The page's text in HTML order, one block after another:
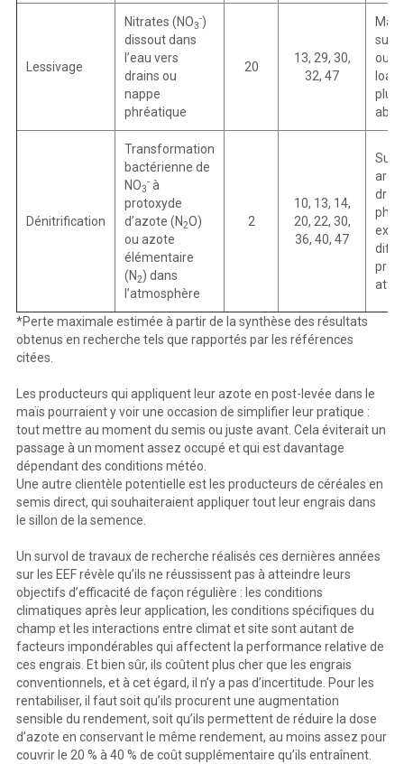
Lessivage
Nitrates (NO3
-)
dissout dans
l’eau vers
drains ou
nappe
phréatique
20
13, 29, 30,
32, 47
Max
sur
ou
Dénitrification
Transformation
bactérienne de
NO3
- à
protoxyde
d’azote (N2O)
ou azote
élémentaire
(N2) dans
l’atmosphère
2
10, 13, 14,
20, 22, 30,
36, 40, 47
Sur
*Perte maximale estimée à partir de la synthèse des résultats
obtenus en recherche tels que rapportés par les références
citées.
Les producteurs qui appliquent leur azote en post-levée dans le
maïs pourraient y voir une occasion de simplifier leur pratique :
tout mettre au moment du semis ou juste avant. Cela éviterait un
passage à un moment assez occupé et qui est davantage
dépendant des conditions météo.
Une autre clientèle potentielle est les producteurs de céréales en
semis direct, qui souhaiteraient appliquer tout leur engrais dans
le sillon de la semence.
Un survol de travaux de recherche réalisés ces dernières années
sur les EEF révèle qu’ils ne réussissent pas à atteindre leurs
objectifs d’efficacité de façon régulière : les conditions
climatiques après leur application, les conditions spécifiques du
champ et les interactions entre climat et site sont autant de
facteurs impondérables qui affectent la performance relative de
ces engrais. Et bien sûr, ils coûtent plus cher que les engrais
conventionnels, et à cet égard, il n’y a pas d’incertitude. Pour les
rentabiliser, il faut soit qu’ils procurent une augmentation
sensible du rendement, soit qu’ils permettent de réduire la dose
d’azote en conservant le même rendement, au moins assez pour
couvrir le 20 % à 40 % de coût supplémentaire qu’ils entraînent.